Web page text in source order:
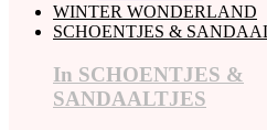
WINTER WONDERLAND
SCHOENTJES &
In SCHOENTJES &
SANDAALTJES